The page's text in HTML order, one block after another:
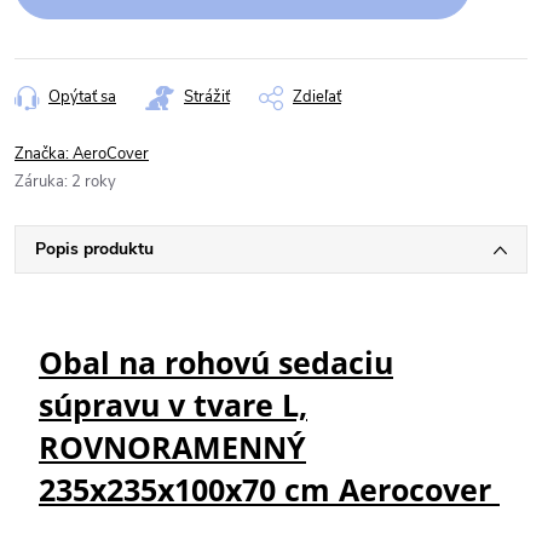
Opýtať sa Strážiť Zdieľať
Značka:AeroCover
Záruka: 2 roky
Popis produktu
Obal na rohovú sedaciu
súpravu v tvare L,
ROVNORAMENNÝ
235x235x100x70 cm Aerocover